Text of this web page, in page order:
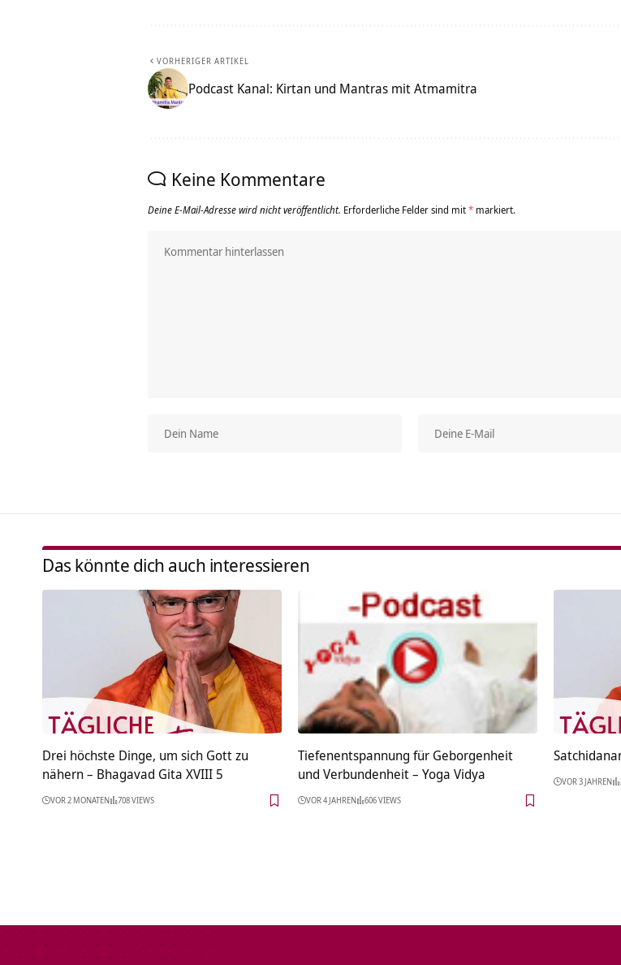
VORHERIGER ARTIKEL
Podcast Kanal: Kirtan und Mantras mit Atmamitra
Keine Kommentare
Deine E-Mail-Adresse wird nicht veröffentlicht. Erforderliche Felder sind mit* markiert.
Das könnte dich auch interessieren
Drei höchste Dinge, um sich Gott zu
nähern – Bhagavad Gita XVIII 5
VOR 2 MONATEN 708 VIEWS
Tiefenentspannung für Geborgenheit
und Verbundenheit – Yoga Vidya
VOR 4 JAHREN 606 VIEWS
VOR 3 JAHREN